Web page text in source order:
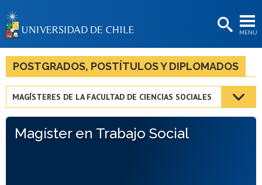
MENÚ
BIBLIOTECAS
LA UNIVERSIDAD
Estudiantes
Académicas/os
POSTGRADOS, POSTÍTULOS Y DIPLOMADOS
MAGÍSTERES DE LA FACULTAD DE CIENCIAS SOCIALES
Magíster en Trabajo Social